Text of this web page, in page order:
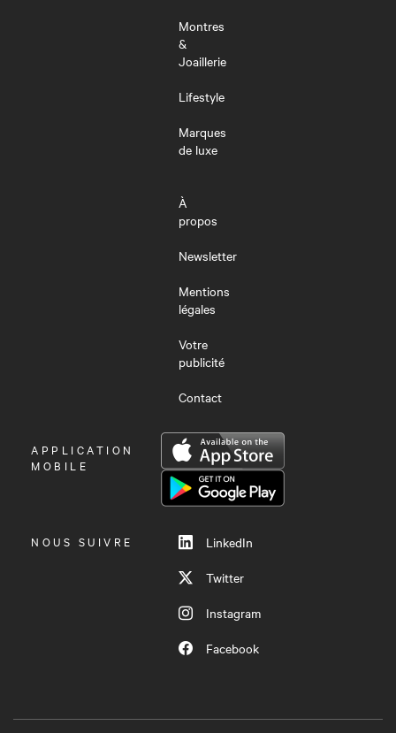
Montres
&
Joaillerie
Lifestyle
Marques
de luxe
À
propos
Newsletter
Mentions
légales
Votre
publicité
Contact
OUVRIR
LE
APPLICATION
MOBILE
NOUS SUIVRE
LinkedIn
Twitter
Instagram
Facebook